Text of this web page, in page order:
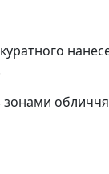
зонами